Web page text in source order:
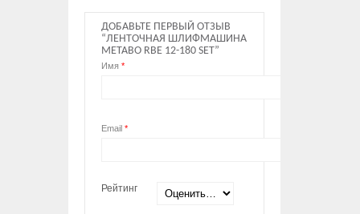
ДОБАВЬТЕ ПЕРВЫЙ ОТЗЫВ
“ЛЕНТОЧНАЯ ШЛИФМАШИНА
METABO RBE 12-180 SET”
Имя *
Email *
Рейтинг